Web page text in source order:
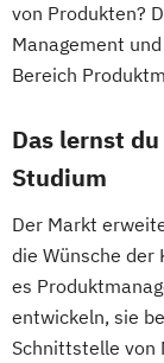
Health
von Produkten?
Management
Bereich
Das lernst
Studium
Der Markt
die Wünsche der
es
entwickeln, sie
Schnittstelle von